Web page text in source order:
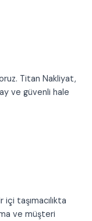
Titan Nakliyat,
ve güvenli hale
taşımacılıkta
ve müşteri